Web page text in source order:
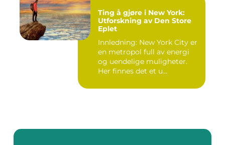
Ting å gjøre i New York:
Utforskning av Den Store
Eplet
Innledning: New York City er
en metropol full av energi
og uendelige muligheter.
Her finnes det et u...